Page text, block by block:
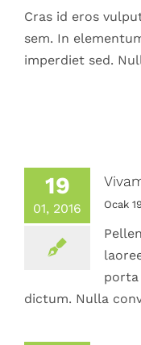
Cras id eros
sem. In
imperdiet sed.
19
01, 2016 Ocak
porta
dictum. Nulla